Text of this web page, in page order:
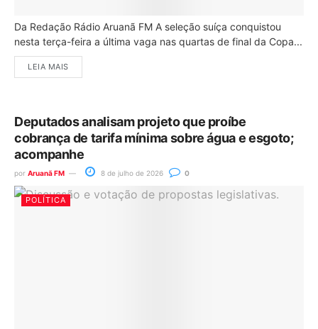
Da Redação Rádio Aruanã FM A seleção suíça conquistou
nesta terça-feira a última vaga nas quartas de final da Copa...
LEIA MAIS
Deputados analisam projeto que proíbe
cobrança de tarifa mínima sobre água e esgoto;
acompanhe
por Aruanã FM 8 de julho de 2026 0
POLÍTICA